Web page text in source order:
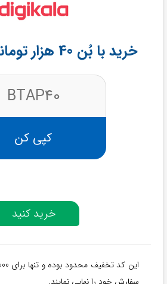
خرید با بُن 40 هزار تومانی دیجی کالا
BTAP40
کپی کن
خرید کنید